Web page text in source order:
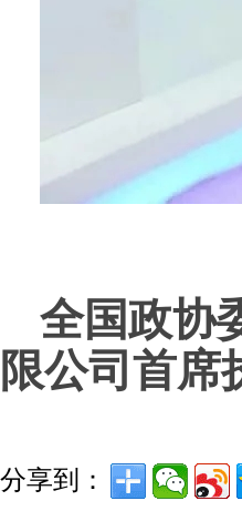
全国政协
限公司首席
分享到：